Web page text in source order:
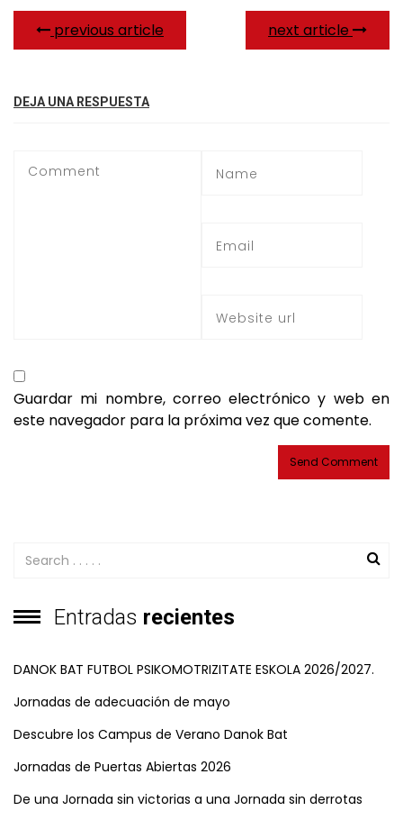
previous article next article
DEJA UNA RESPUESTA
Guardar mi nombre, correo electrónico y web en
este navegador para la próxima vez que comente.
Entradas recientes
DANOK BAT FUTBOL PSIKOMOTRIZITATE ESKOLA 2026/2027.
Jornadas de adecuación de mayo
Descubre los Campus de Verano Danok Bat
Jornadas de Puertas Abiertas 2026
De una Jornada sin victorias a una Jornada sin derrotas